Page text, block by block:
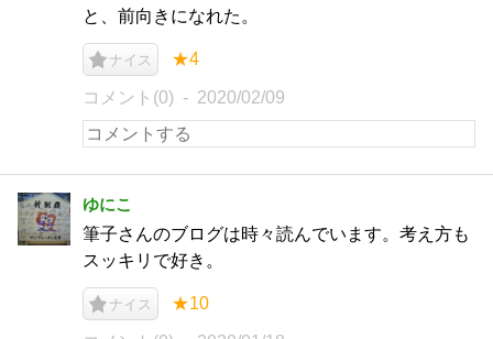
と、前向きになれた。
ナイス ★4
コメント(0) 2020/02/09
ゆにこ
筆子さんのブログは時々読んでいます。考え方も
スッキリで好き。
ナイス ★10